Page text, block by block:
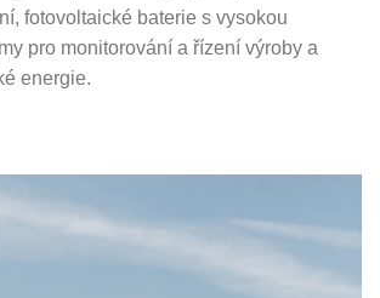
fotovoltaické baterie s vysokou
pro monitorování a řízení výroby a
energie.